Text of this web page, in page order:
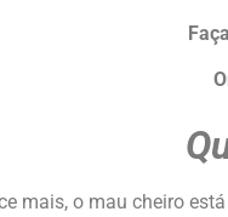
mais, o mau cheiro